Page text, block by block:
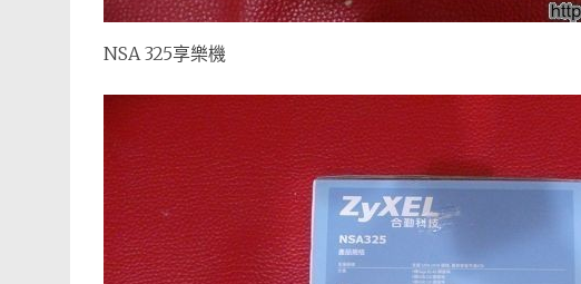
NSA 325享樂機